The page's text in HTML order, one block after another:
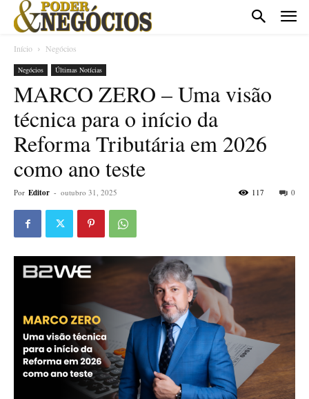
Início Negócios
Negócios Últimas Notícias
MARCO ZERO – Uma visão
técnica para o início da
Reforma Tributária em 2026
como ano teste
Por Editor - outubro 31, 2025 0
117